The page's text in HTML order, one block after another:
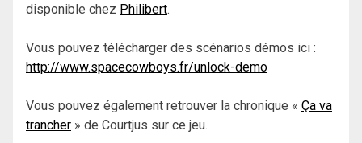
disponible chez Philibert.
Vous pouvez télécharger des scénarios démos ici :
http://www.spacecowboys.fr/unlock-demo
Vous pouvez également retrouver la chronique « Ça va
trancher » de Courtjus sur ce jeu.